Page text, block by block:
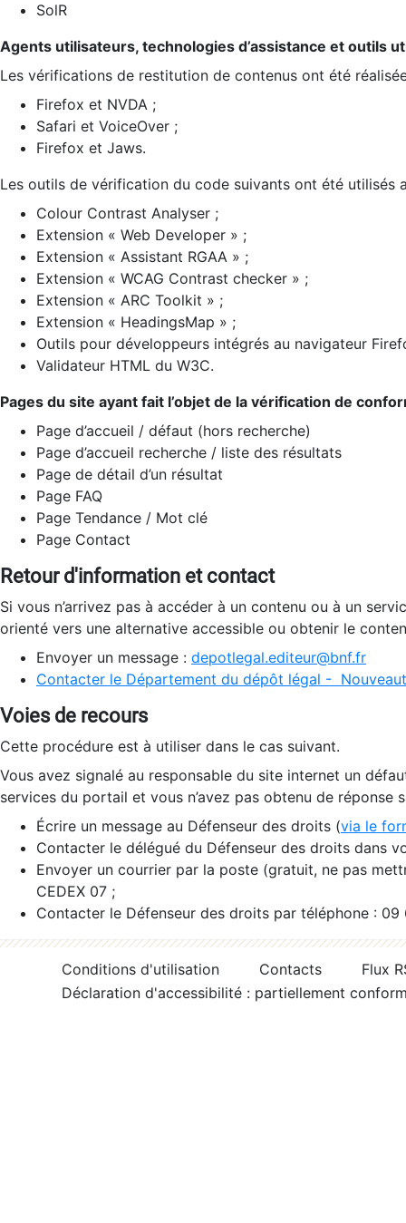
SolR
Agents utilisateurs, technologies d’assistance et outils
Les vérifications de restitution de contenus ont été
Firefox et NVDA ;
Safari et VoiceOver ;
Firefox et Jaws.
Les outils de vérification du code suivants ont été utilisés
Colour Contrast Analyser ;
Extension « Web Developer » ;
Extension « Assistant RGAA » ;
Extension « WCAG Contrast checker » ;
Extension « ARC Toolkit » ;
Extension « HeadingsMap » ;
Outils pour développeurs intégrés au navigateur
Validateur HTML du W3C.
Pages du site ayant fait l’objet de la vérification de
Page d’accueil / défaut (hors recherche)
Page d’accueil recherche / liste des résultats
Page de détail d’un résultat
Page FAQ
Page Tendance / Mot clé
Page Contact
Retour d'information et contact
Si vous n’arrivez pas à accéder à un contenu ou à un
orienté vers une alternative accessible ou obtenir le
Envoyer un message : depotlegal.editeur@bnf.fr
Contacter le Département du dépôt légal -
Voies de recours
Cette procédure est à utiliser dans le cas suivant.
Vous avez signalé au responsable du site internet un
services du portail et vous n’avez pas obtenu de réponse
Écrire un message au Défenseur des droits (via le
Contacter le délégué du Défenseur des droits dans
Envoyer un courrier par la poste (gratuit, ne pas
CEDEX 07 ;
Contacter le Défenseur des droits par téléphone :
Conditions d'utilisation Contacts
Flux
Déclaration d'accessibilité : partiellement